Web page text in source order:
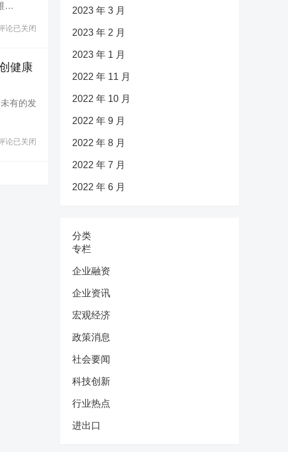
…
论已关闭
健康
有的发
论已关闭
2023 年 3 月
2023 年 2 月
2023 年 1 月
2022 年 11 月
2022 年 10 月
2022 年 9 月
2022 年 8 月
2022 年 7 月
2022 年 6 月
分类
专栏
企业融资
企业资讯
宏观经济
政策消息
社会要闻
科技创新
行业热点
进出口